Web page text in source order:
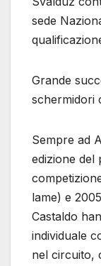
sede
Grande
schermidori
Sempre ad
edizione del
lame) e
Castaldo
individuale
nel circuito,